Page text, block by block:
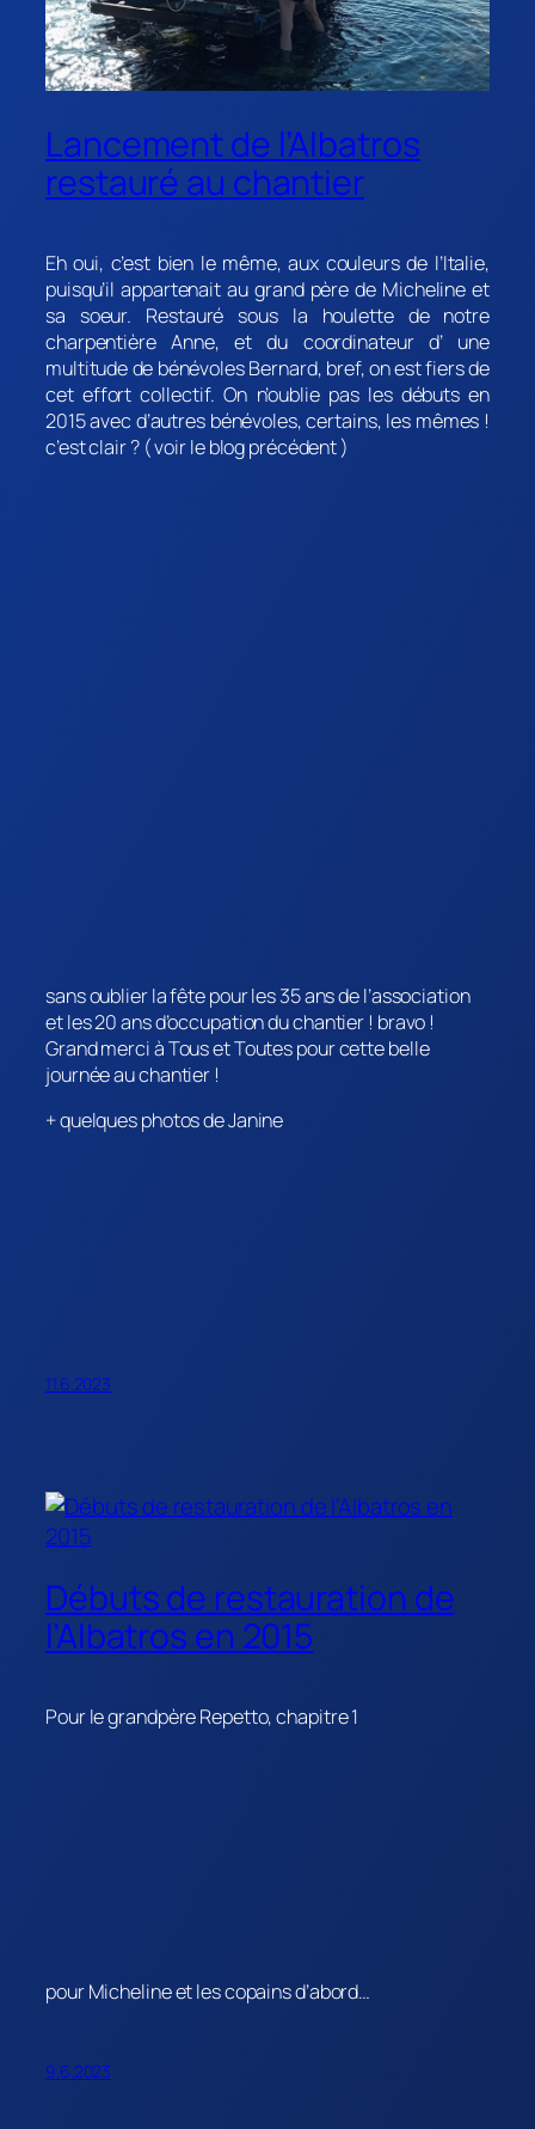
Lancement de l’Albatros
restauré au chantier
Eh oui, c’est bien le même, aux couleurs de l’Italie,
puisqu’il appartenait au grand père de Micheline et
sa soeur. Restauré sous la houlette de notre
charpentière Anne, et du coordinateur d’ une
multitude de bénévoles Bernard, bref, on est fiers de
cet effort collectif. On n’oublie pas les débuts en
2015 avec d’autres bénévoles, certains, les mêmes !
c’est clair ? ( voir le blog précédent )
sans oublier la fête pour les 35 ans de l’association
et les 20 ans d’occupation du chantier ! bravo !
Grand merci à Tous et Toutes pour cette belle
journée au chantier !
+ quelques photos de Janine
11.6.2023
Débuts de restauration de
l’Albatros en 2015
Pour le grandpère Repetto, chapitre 1
pour Micheline et les copains d’abord…
9.6.2023